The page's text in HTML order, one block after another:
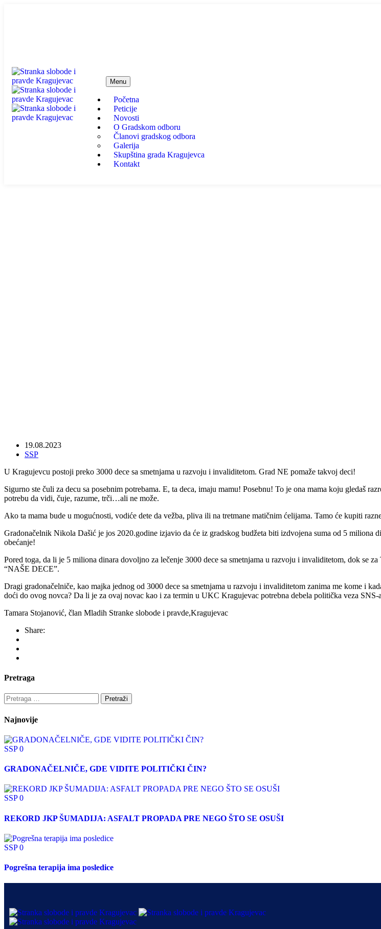
Menu
Početna
Peticije
Novosti
O Gradskom odboru
Članovi gradskog odbora
Galerija
Skupština grada Kragujevca
Kontakt
19.08.2023
SSP
U Kragujevcu postoji preko 3000 dece sa smetnjama u razvoju i invaliditetom. Grad NE pomaže takvoj deci!
Sigurno ste čuli za decu sa posebnim potrebama. E, ta deca, imaju mamu! Posebnu! To je ona mama koju gledaš
potrebu da vidi, čuje, razume, trči…ali ne može.
Ako ta mama bude u mogućnosti, vodiće dete da vežba, pliva ili na tretmane matičnim ćelijama. Tamo će kupiti
Gradonačelnik Nikola Dašić je jos 2020.godine izjavio da će iz gradskog budžeta biti izdvojena suma od 5 miliona
obećanje!
Pored toga, da li je 5 miliona dinara dovoljno za lečenje 3000 dece sa smetnjama u razvoju i invaliditetom, dok se
“NAŠE DECE”.
Dragi gradonačelniče, kao majka jednog od 3000 dece sa smetnjama u razvoju i invaliditetom zanima me kome i
doći do ovog novca? Da li je za ovaj novac kao i za termin u UKC Kragujevac potrebna debela politička veza SNS-
Tamara Stojanović, član Mladih Stranke slobode i pravde,Kragujevac
Share:
Pretraga
Najnovije
SSP0
GRADONAČELNIČE, GDE VIDITE POLITIČKI ČIN?
SSP0
REKORD JKP ŠUMADIJA: ASFALT PROPADA PRE NEGO ŠTO SE OSUŠI
SSP0
Pogrešna terapija ima posledice